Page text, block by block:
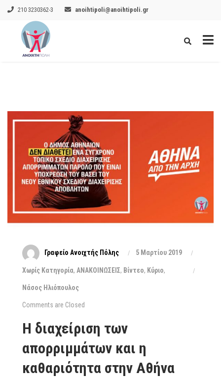
210 3230362-3 anoihtipoli@anoihtipoli.gr
Γραφείο Ανοιχτής Πόλης 5 Μαρτίου 2019
Xωρίς Κατηγορία, ΑΝΑΚΟΙΝΩΣΕΙΣ, Βίντεο, Κύριο,
Νάσος Ηλιόπουλος
Comments are Closed
Η διαχείριση των
απορριμμάτων και η
καθαριότητα στην Αθήνα